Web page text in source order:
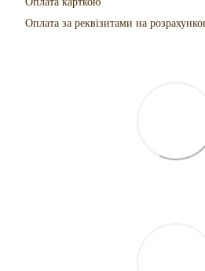
Оплата за реквізитами на